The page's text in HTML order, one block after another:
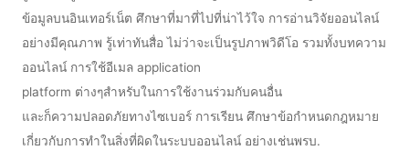
ข้อมูลบนอินเทอร์เน็ต ศึกษาที่มาที่ไปที่น่าไว้ใจ การอ่านวิจัยออนไลน์
อย่างมีคุณภาพ รู้เท่าทันสื่อ ไม่ว่าจะเป็นรูปภาพวิดีโอ รวมทั้งบทความ
ออนไลน์ การใช้อีเมล application
platform ต่างๆสำหรับในการใช้งานร่วมกับคนอื่น
และก็ความปลอดภัยทางไซเบอร์ การเรียน ศึกษาข้อกำหนดกฎหมาย
เกี่ยวกับการทำในสิ่งที่ผิดในระบบออนไลน์ อย่างเช่นพรบ.